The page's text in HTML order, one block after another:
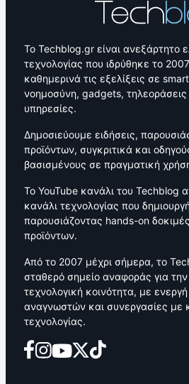
Το Techblog.gr είναι ανεξάρτητο
τεχνολογίας που ιδρύθηκε το
καθημερινά τις εξελίξεις σε
νοημοσύνη, gadgets,
υπηρεσίες.
Δημοσιεύουμε ειδήσεις,
προϊόντων, συγκριτικά και
βασισμένους σε πραγματική
Το YouTube κανάλι του Techblog
κανάλι τεχνολογίας που
παρουσιάζοντας hands-on
προϊόντων.
Από το 2007 μέχρι σήμερα, το
σταθερό σημείο αναφοράς για την
τεχνολογική κοινότητα, με
αναγνωστών και συνεργασίες με
τεχνολογίας.